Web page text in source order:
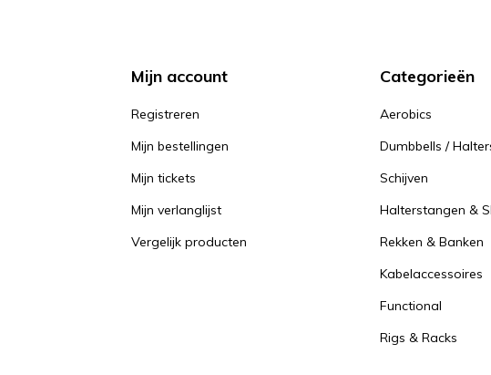
Mijn account
Registreren
Mijn bestellingen
Mijn tickets
Mijn verlanglijst
Vergelijk producten
Categorieën
Aerobics
Dumbbells /
Schijven
Halterstangen &
Rekken & Banken
Kabelaccessoires
Functional
Rigs & Racks